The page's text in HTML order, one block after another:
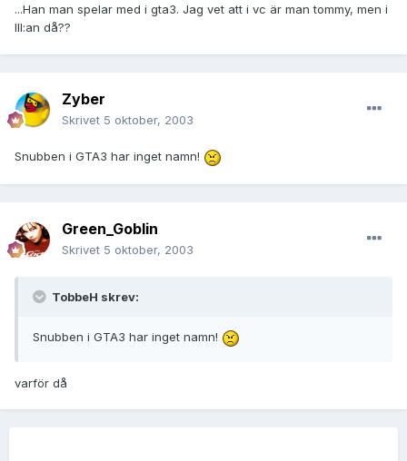
...Han man spelar med i gta3. Jag vet att i vc är man tommy, men i
III:an då??
Zyber
Skrivet 5 oktober, 2003
Snubben i GTA3 har inget namn!
Green_Goblin
Skrivet 5 oktober, 2003
TobbeH skrev:
Snubben i GTA3 har inget namn!
varför då